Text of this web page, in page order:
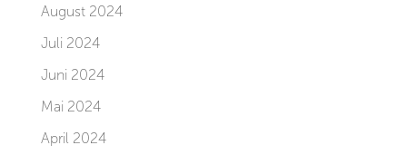
August 2024
Juli 2024
Juni 2024
Mai 2024
April 2024